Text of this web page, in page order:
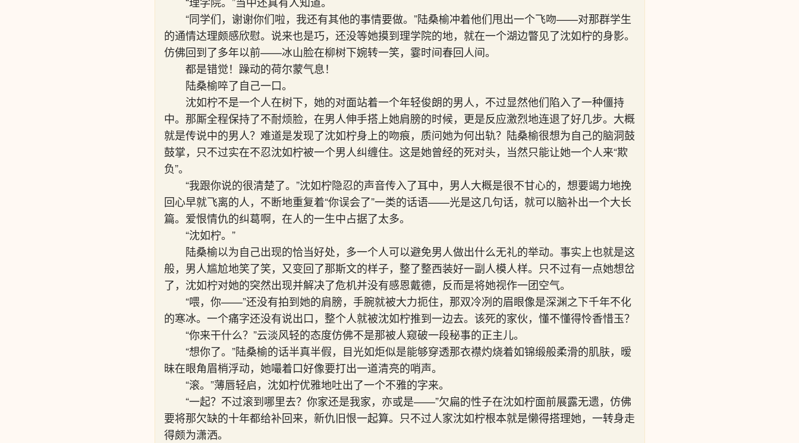
“同学们，谢谢你们啦，我还有其他的事情要做。”陆桑榆冲着他们甩出一个飞吻——对那群学生
的通情达理颇感欣慰。说来也是巧，还没等她摸到理学院的地，就在一个湖边瞥见了沈如柠的身影。
仿佛回到了多年以前——冰山脸在柳树下婉转一笑，霎时间春回人间。
都是错觉！躁动的荷尔蒙气息！
陆桑榆啐了自己一口。
沈如柠不是一个人在树下，她的对面站着一个年轻俊朗的男人，不过显然他们陷入了一种僵持
中。那厮全程保持了不耐烦脸，在男人伸手搭上她肩膀的时候，更是反应激烈地连退了好几步。大概
就是传说中的男人？难道是发现了沈如柠身上的吻痕，质问她为何出轨？陆桑榆很想为自己的脑洞鼓
鼓掌，只不过实在不忍沈如柠被一个男人纠缠住。这是她曾经的死对头，当然只能让她一个人来“欺
负”。
“我跟你说的很清楚了。”沈如柠隐忍的声音传入了耳中，男人大概是很不甘心的，想要竭力地挽
回心早就飞离的人，不断地重复着“你误会了”一类的话语——光是这几句话，就可以脑补出一个大长
篇。爱恨情仇的纠葛啊，在人的一生中占据了太多。
“沈如柠。”
陆桑榆以为自己出现的恰当好处，多一个人可以避免男人做出什么无礼的举动。事实上也就是这
般，男人尴尬地笑了笑，又变回了那斯文的样子，整了整西装好一副人模人样。只不过有一点她想岔
了，沈如柠对她的突然出现并解决了危机并没有感恩戴德，反而是将她视作一团空气。
“喂，你——”还没有拍到她的肩膀，手腕就被大力扼住，那双冷冽的眉眼像是深渊之下千年不化
的寒冰。一个痛字还没有说出口，整个人就被沈如柠推到一边去。该死的家伙，懂不懂得怜香惜玉？
“你来干什么？”云淡风轻的态度仿佛不是那被人窥破一段秘事的正主儿。
“想你了。”陆桑榆的话半真半假，目光如炬似是能够穿透那衣襟灼烧着如锦缎般柔滑的肌肤，暧
昧在眼角眉梢浮动，她嘬着口好像要打出一道清亮的哨声。
“滚。”薄唇轻启，沈如柠优雅地吐出了一个不雅的字来。
“一起？不过滚到哪里去？你家还是我家，亦或是——”欠扁的性子在沈如柠面前展露无遗，仿佛
要将那欠缺的十年都给补回来，新仇旧恨一起算。只不过人家沈如柠根本就是懒得搭理她，一转身走
得颇为潇洒。